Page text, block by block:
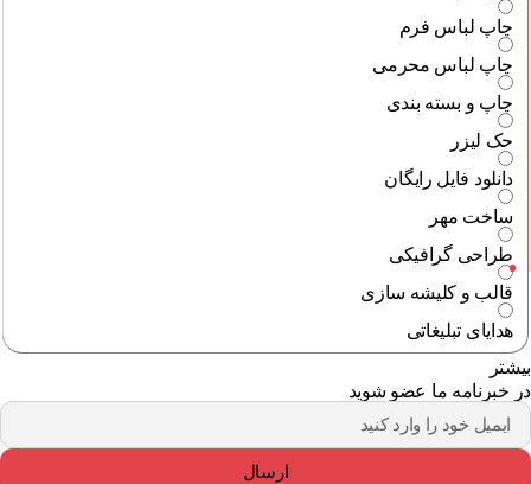
چاپ لباس فرم
چاپ لباس محرمی
چاپ و بسته بندی
حک لیزر
دانلود فایل رایگان
ساخت مهر
طراحی گرافیکی
قالب و کلیشه سازی
هدایای تبلیغاتی
خبرنامه ما عضو شوید
ارسال